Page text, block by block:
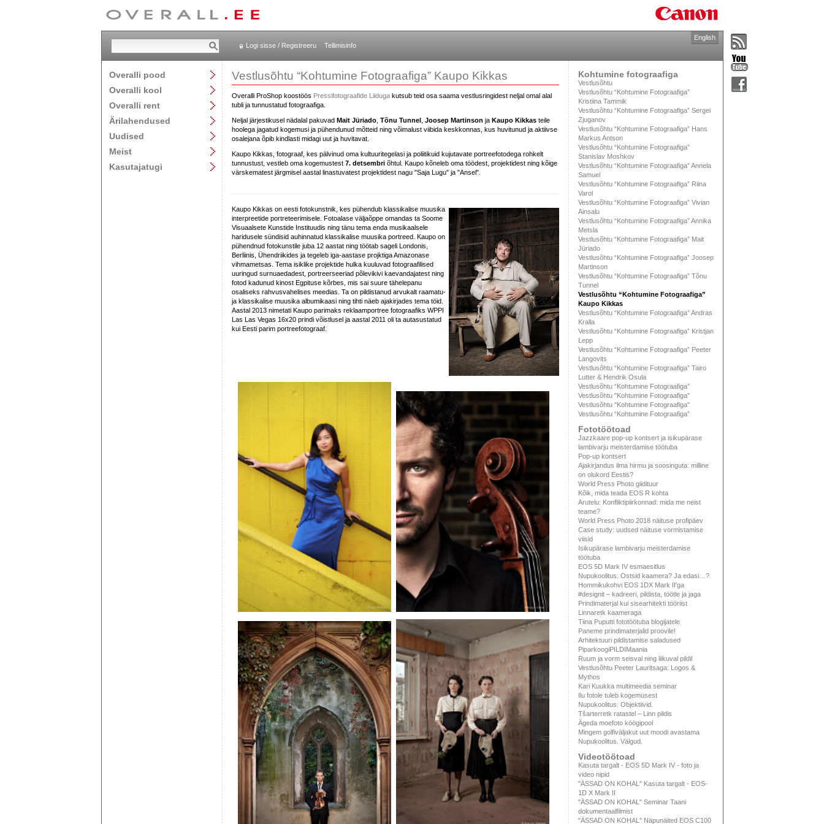
Logi sisse / Registreeru Tellimisinfo
English
Overalli pood
Overalli kool
Overalli rent
Ärilahendused
Uudised
Meist
Kasutajatugi
Vestlusõhtu “Kohtumine Fotograafiga” Kaupo Kikkas
Overalli ProShop koostöös Pressifotograafide Liidugakutsub teid osa saama vestlusringidest neljal omal alal
tubli ja tunnustatud fotograafiga.
Neljal järjestikusel nädalal pakuvad Mait Jüriado, Tõnu Tunnel, Joosep Martinson ja Kaupo Kikkasteile
hoolega jagatud kogemusi ja pühendunud mõtteid ning võimalust viibida keskkonnas, kus huvitunud ja aktiivse
osalejana õpib kindlasti midagi uut ja huvitavat.
Kaupo Kikkas, fotograaf, kes pälvinud oma kultuuritegelasi ja poliitikuid kujutavate portreefotodega rohkelt
tunnustust, vestleb oma kogemustest 7. detsembriõhtul. Kaupo kõneleb oma töödest, projektidest ning kõige
värskematest järgmisel aastal linastuvatest projektidest nagu "Saja Lugu" ja "Ansel".
Kaupo Kikkas on eesti fotokunstnik, kes pühendub klassikalise muusika
interpreetide portreteerimisele. Fotoalase väljaõppe omandas ta Soome
Visuaalsete Kunstide Instituudis ning tänu tema enda musikaalsele
haridusele sündisid auhinnatud klassikalise muusika portreed. Kaupo on
pühendnud fotokunstile juba 12 aastat ning töötab sageli Londonis,
Berliinis, Ühendriikides ja tegeleb iga-aastase projktiga Amazonase
vihmametsas. Tema isiklike projektide hulka kuuluvad fotograafilised
uuringud surnuaedadest, portreerseeriad põlevikivi kaevandajatest ning
fotod kadunud kinost Egpituse kõrbes, mis sai suure tähelepanu
osaliseks rahvusvahelises meedias. Ta on pildistanud arvukalt raamatu-
ja klassikalise muusika albumikaasi ning tihti näeb ajakirjades tema töid.
Aastal 2013 nimetati Kaupo parimaks reklaamportree fotograafiks WPPI
Las Las Vegas 16x20 prindi võistlusel ja aastal 2011 oli ta autasustatud
kui Eesti parim portreefotograaf.
Kohtumine fotograafiga
Vestlusõhtu
Vestlusõhtu “Kohtumine Fotograafiga”
Kristiina Tammik
Vestlusõhtu “Kohtumine Fotograafiga” Sergei
Zjuganov
Vestlusõhtu “Kohtumine Fotograafiga” Hans
Markus Antson
Vestlusõhtu “Kohtumine Fotograafiga”
Stanislav Moshkov
Vestlusõhtu “Kohtumine Fotograafiga” Annela
Samuel
Vestlusõhtu “Kohtumine Fotograafiga” Riina
Varol
Vestlusõhtu “Kohtumine Fotograafiga” Vivian
Ainsalu
Vestlusõhtu “Kohtumine Fotograafiga” Annika
Metsla
Vestlusõhtu “Kohtumine Fotograafiga” Mait
Jüriado
Vestlusõhtu “Kohtumine Fotograafiga” Joosep
Martinson
Vestlusõhtu “Kohtumine Fotograafiga” Tõnu
Tunnel
Vestlusõhtu “Kohtumine Fotograafiga”
Kaupo Kikkas
Vestlusõhtu “Kohtumine Fotograafiga” Andras
Kralla
Vestlusõhtu “Kohtumine Fotograafiga” Kristjan
Lepp
Vestlusõhtu “Kohtumine Fotograafiga” Peeter
Langovits
Vestlusõhtu “Kohtumine Fotograafiga” Tairo
Lutter & Hendrik Osula
Vestlusõhtu “Kohtumine Fotograafiga”
Vestlusõhtu "Kohtumine Fotograafiga"
Vestlusõhtu "Kohtumine Fotograafiga"
Vestlusõhtu “Kohtumine Fotograafiga”
Fototöötoad
Jazzkaare pop-up kontsert ja isikupärase
lambivarju meisterdamise töötuba
Pop-up kontsert
Ajakirjandus ilma hirmu ja soosinguta: milline
on olukord Eestis?
World Press Photo giidituur
Kõik, mida teada EOS R kohta
Arutelu: Konfliktipiirkonnad: mida me neist
teame?
World Press Photo 2018 näituse profipäev
Case study: uudsed näituse vormistamise
viisid
Isikupärase lambivarju meisterdamise
töötuba
EOS 5D Mark IV esmaesitlus
Nupukoolitus. Ostsid kaamera? Ja edasi…?
Hommikukohvi EOS 1DX Mark II'ga
#designit – kadreeri, pildista, töötle ja jaga
Prindimaterjal kui sisearhitekti tööriist
Linnaretk kaameraga
Tiina Puputti fototöötuba blogijatele
Paneme prindimaterjalid proovile!
Arhitektuuri pildistamise saladused
PiparkoogiPILDIMaania
Ruum ja vorm seisval ning liikuval pildil
Vestlusõhtu Peeter Lauritsaga: Logos &
Mythos
Kari Kuukka multimeedia seminar
Ilu fotole tuleb kogemusest
Nupukoolitus. Objektiivid.
Tšarterretk ratastel – Linn pildis
Ägeda moefoto köögipool
Mingem golfiväljakut uut moodi avastama
Nupukoolitus. Välgud.
Videotöötoad
Kasuta targalt - EOS 5D Mark IV - foto ja
video nipid
"ÄSSAD ON KOHAL" Kasuta targalt - EOS-
1D X Mark II
"ÄSSAD ON KOHAL" Seminar Taani
dokumentaalfilmist
"ÄSSAD ON KOHAL" Näpunäited EOS C100